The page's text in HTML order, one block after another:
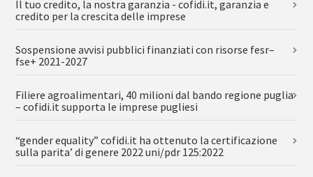
Il tuo credito, la nostra garanzia - cofidi.it, garanzia e
credito per la crescita delle imprese
Sospensione avvisi pubblici finanziati con risorse fesr–
fse+ 2021-2027
Filiere agroalimentari, 40 milioni dal bando regione puglia
– cofidi.it supporta le imprese pugliesi
“gender equality” cofidi.it ha ottenuto la certificazione
sulla parita’ di genere 2022 uni/pdr 125:2022